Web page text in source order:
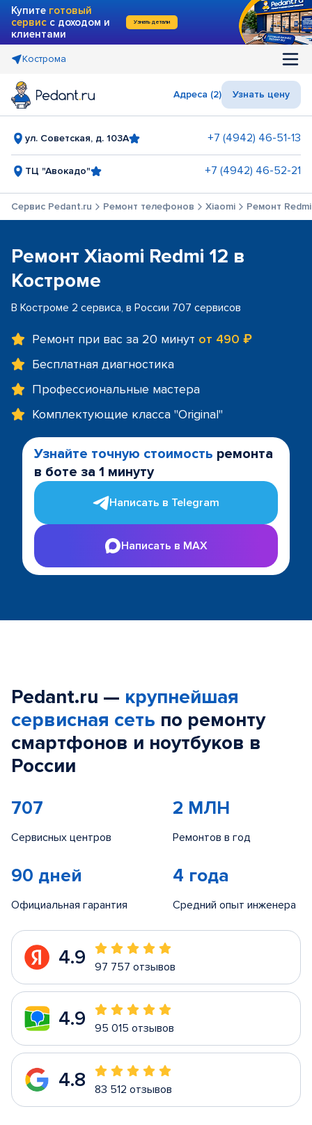
Купите готовый
сервис с доходом и
клиентами
Узнать детали
Кострома
Адреса (2) Узнать цену
ул. Советская, д. 103А +7 (4942) 46-51-13
ТЦ "Авокадо" +7 (4942) 46-52-21
Сервис Pedant.ru Ремонт телефонов Xiaomi Ремонт
Ремонт Xiaomi Redmi 12 в
Костроме
В Костроме 2 сервиса, в России 707 сервисов
Ремонт при вас за 20 минут от 490 ₽
Бесплатная диагностика
Профессиональные мастера
Комплектующие класса "Original"
Узнайте точную стоимость ремонта
в боте за 1 минуту
Написать в Telegram
Написать в MAX
Pedant.ru — крупнейшая
сервисная сеть по ремонту
смартфонов и ноутбуков в
России
707
Сервисных центров
2 МЛН
Ремонтов в год
90 дней
Официальная гарантия
4 года
Средний опыт инженера
4.9 97 757 отзывов
4.9 95 015 отзывов
4.8 83 512 отзывов